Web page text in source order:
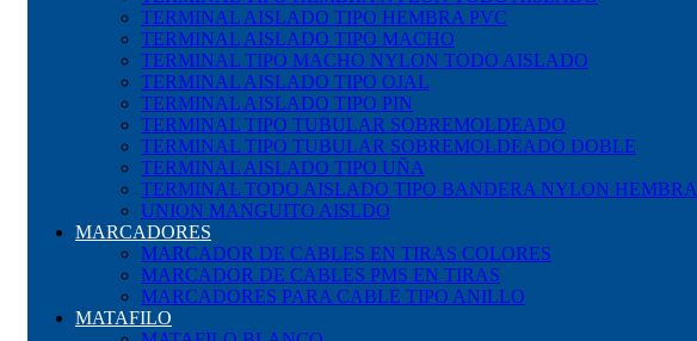
TERMINAL AISLADO TIPO HEMBRA PVC
TERMINAL AISLADO TIPO MACHO
TERMINAL TIPO MACHO NYLON TODO AISLADO
TERMINAL AISLADO TIPO OJAL
TERMINAL AISLADO TIPO PIN
TERMINAL TIPO TUBULAR SOBREMOLDEADO
TERMINAL TIPO TUBULAR SOBREMOLDEADO DOBLE
TERMINAL AISLADO TIPO UÑA
TERMINAL TODO AISLADO TIPO BANDERA NYLON HEMBRA
UNION MANGUITO AISLDO
MARCADORES
MARCADOR DE CABLES EN TIRAS COLORES
MARCADOR DE CABLES PMS EN TIRAS
MARCADORES PARA CABLE TIPO ANILLO
MATAFILO